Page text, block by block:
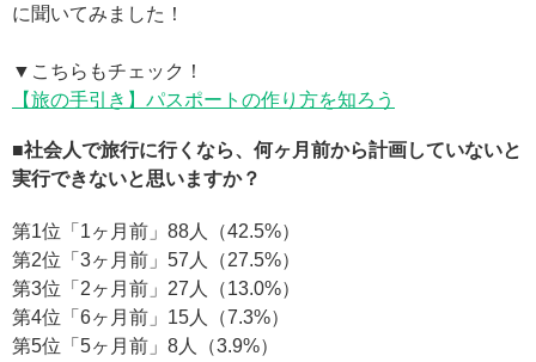
に聞いてみました！
▼こちらもチェック！
【旅の手引き】パスポートの作り方を知ろう
■社会人で旅行に行くなら、何ヶ月前から計画していないと
実行できないと思いますか？
第1位「 1ヶ月前 」88人（42.5%）
第2位「 3ヶ月前 」57人（27.5%）
第3位「 2ヶ月前 」27人（13.0%）
第4位「 6ヶ月前 」15人（7.3%）
第5位「 5ヶ月前 」8人（3.9%）